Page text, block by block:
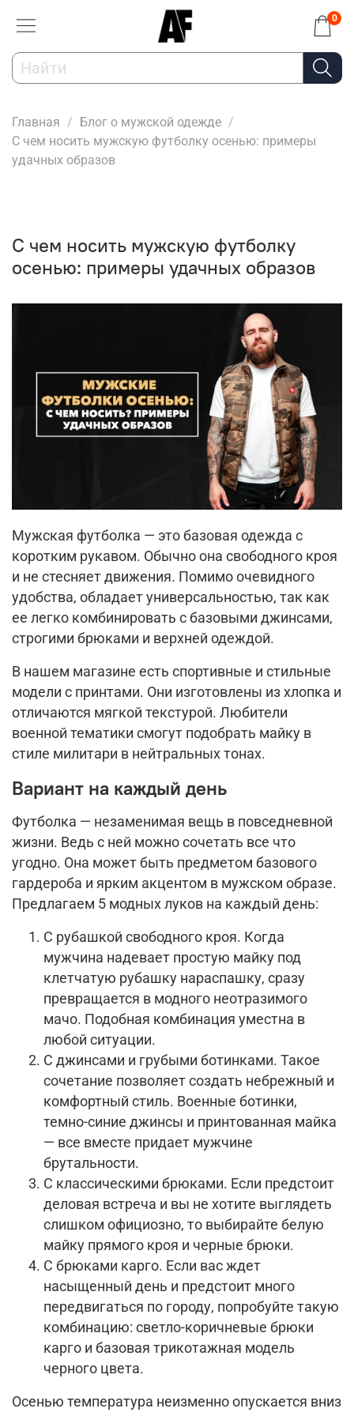
0
Главная
Блог о мужской одежде
С чем носить мужскую футболку осенью: примеры
удачных образов
С чем носить мужскую футболку
осенью: примеры удачных образов
Мужская футболка — это базовая одежда с
коротким рукавом. Обычно она свободного кроя
и не стесняет движения. Помимо очевидного
удобства, обладает универсальностью, так как
ее легко комбинировать с базовыми джинсами,
строгими брюками и верхней одеждой.
В нашем магазине есть спортивные и стильные
модели с принтами. Они изготовлены из хлопка и
отличаются мягкой текстурой. Любители
военной тематики смогут подобрать майку в
стиле милитари в нейтральных тонах.
Вариант на каждый день
Футболка — незаменимая вещь в повседневной
жизни. Ведь с ней можно сочетать все что
угодно. Она может быть предметом базового
гардероба и ярким акцентом в мужском образе.
Предлагаем 5 модных луков на каждый день:
С рубашкой свободного кроя. Когда
мужчина надевает простую майку под
клетчатую рубашку нараспашку, сразу
превращается в модного неотразимого
мачо. Подобная комбинация уместна в
любой ситуации.
С джинсами и грубыми ботинками. Такое
сочетание позволяет создать небрежный и
комфортный стиль. Военные ботинки,
темно-синие джинсы и принтованная майка
— все вместе придает мужчине
брутальности.
С классическими брюками. Если предстоит
деловая встреча и вы не хотите выглядеть
слишком официозно, то выбирайте белую
майку прямого кроя и черные брюки.
С брюками карго. Если вас ждет
насыщенный день и предстоит много
передвигаться по городу, попробуйте такую
комбинацию: светло-коричневые брюки
карго и базовая трикотажная модель
черного цвета.
Осенью температура неизменно опускается вниз